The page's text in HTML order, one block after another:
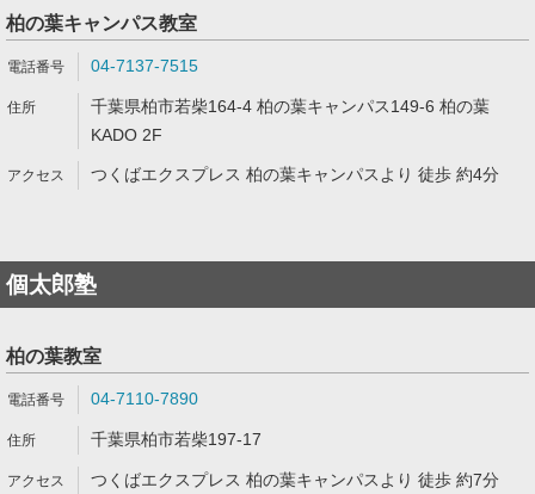
柏の葉キャンパス教室
04-7137-7515
千葉県柏市若柴164-4 柏の葉キャンパス149-6 柏の葉
KADO 2F
つくばエクスプレス 柏の葉キャンパスより 徒歩 約4分
個太郎塾
柏の葉教室
04-7110-7890
千葉県柏市若柴197-17
つくばエクスプレス 柏の葉キャンパスより 徒歩 約7分